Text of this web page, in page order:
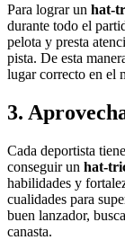
Para lograr un hat-
durante todo el
pelota y presta
pista. De esta
lugar correcto en el
3.
Cada deportista
conseguir un hat-
habilidades y
cualidades para
buen lanzador,
canasta.